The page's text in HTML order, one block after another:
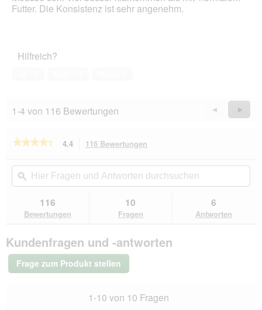
Futter. Die Konsistenz ist sehr angenehm.
Hilfreich?
1-4 von 116 Bewertungen
Zurück
Reviews
◄
Weiter
►
★★★★★
★★★★★
5
lesen
PREMIERE
Mousse
Nassfutter
Adult
Rind
4.4 116 Bewertungen
Aktion
navigierst
du
Bewertungen.
Hier
Fragen
und
Antworten
durchsuchen
ϙ
116
Bewertungen
10
Fragen
6
Antworten
Kundenfragen und -antworten
Frage zum Produkt stellen
1-10 von 10 Fragen